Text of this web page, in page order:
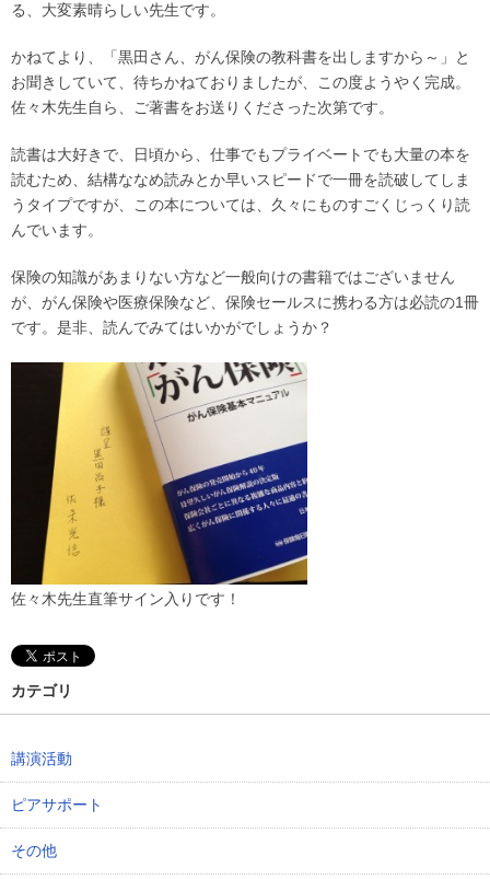
る、大変素晴らしい先生です。
かねてより、「黒田さん、がん保険の教科書を出しますから～」と
お聞きしていて、待ちかねておりましたが、この度ようやく完成。
佐々木先生自ら、ご著書をお送りくださった次第です。
読書は大好きで、日頃から、仕事でもプライベートでも大量の本を
読むため、結構ななめ読みとか早いスピードで一冊を読破してしま
うタイプですが、この本については、久々にものすごくじっくり読
んでいます。
保険の知識があまりない方など一般向けの書籍ではございません
が、がん保険や医療保険など、保険セールスに携わる方は必読の1冊
です。是非、読んでみてはいかがでしょうか？
佐々木先生直筆サイン入りです！
カテゴリ
講演活動
ピアサポート
その他